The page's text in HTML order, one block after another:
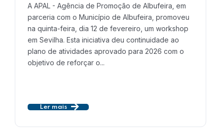
A APAL - Agência de Promoção de Albufeira, em
parceria com o Município de Albufeira, promoveu
na quinta-feira, dia 12 de fevereiro, um workshop
em Sevilha. Esta iniciativa deu continuidade ao
plano de atividades aprovado para 2026 com o
objetivo de reforçar o...
Ler mais